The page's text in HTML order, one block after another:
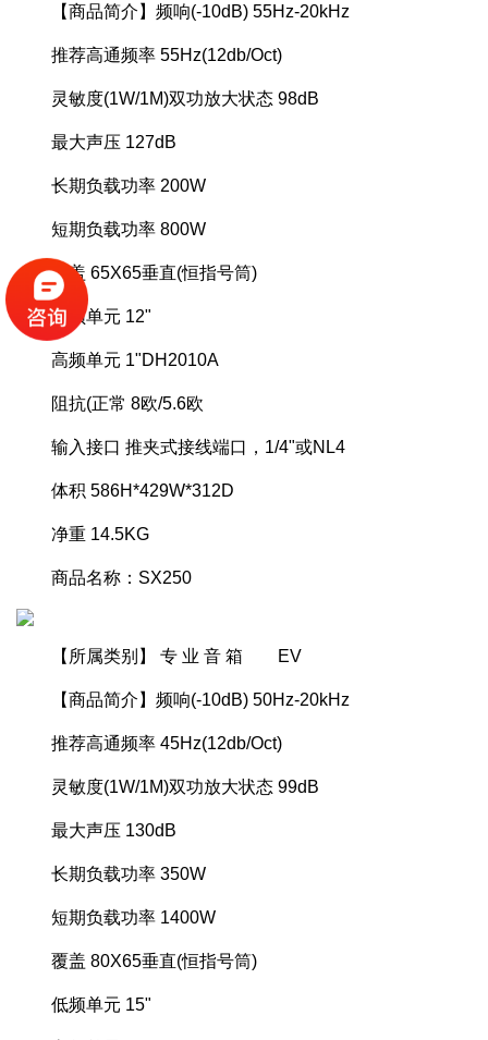
【商品简介】频响(-10dB) 55Hz-20kHz
推荐高通频率 55Hz(12db/Oct)
灵敏度(1W/1M)双功放大状态 98dB
最大声压 127dB
长期负载功率 200W
短期负载功率 800W
覆盖 65X65垂直(恒指号筒)
低频单元 12"
高频单元 1"DH2010A
阻抗(正常 8欧/5.6欧
输入接口 推夹式接线端口，1/4"或NL4
体积 586H*429W*312D
净重 14.5KG
商品名称：SX250
【所属类别】 专 业 音 箱 EV
【商品简介】频响(-10dB) 50Hz-20kHz
推荐高通频率 45Hz(12db/Oct)
灵敏度(1W/1M)双功放大状态 99dB
最大声压 130dB
长期负载功率 350W
短期负载功率 1400W
覆盖 80X65垂直(恒指号筒)
低频单元 15"